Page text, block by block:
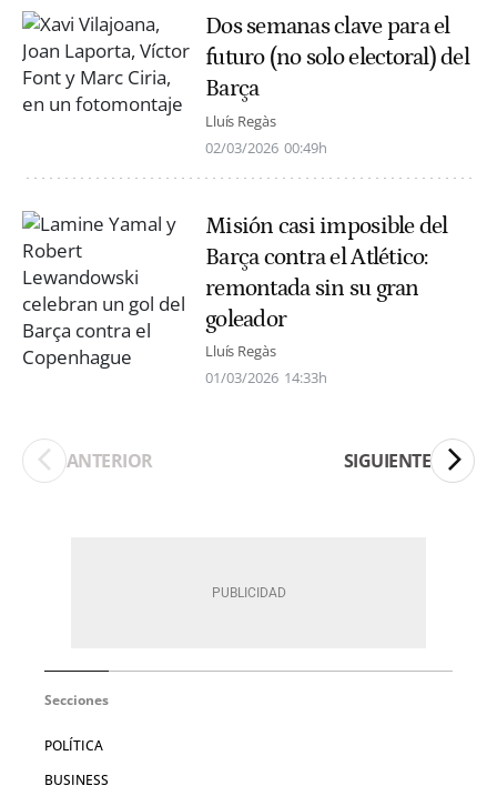
Dos semanas clave para el
futuro (no solo electoral) del
Barça
Lluís Regàs
02/03/2026 00:49h
Misión casi imposible del
Barça contra el Atlético:
remontada sin su gran
goleador
Lluís Regàs
01/03/2026 14:33h
ANTERIOR SIGUIENTE
Secciones
POLÍTICA
BUSINESS